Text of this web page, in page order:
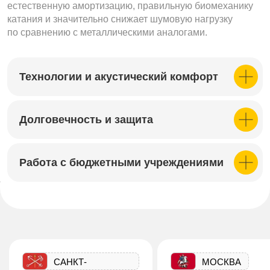
естественную амортизацию, правильную биомеханику
катания и значительно снижает шумовую нагрузку
по сравнению с металлическими аналогами.
Технологии и акустический комфорт
Долговечность и защита
Работа с бюджетными учреждениями
САНКТ-
МОСКВА